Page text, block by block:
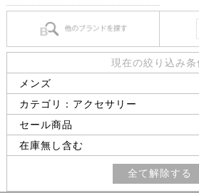
現在の絞り込み条
メンズ
カテゴリ：アクセサリー
セール商品
在庫無し含む
全て解除する